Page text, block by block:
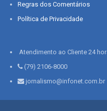
Regras dos Comentários
Política de Privacidade
Atendimento ao Cliente 24
(79) 2106-8000
jornalismo@infonet.com.br